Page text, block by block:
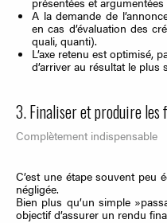
A la demande de
en cas d’évaluation des
quali, quanti).
L’axe retenu est optimisé,
d’arriver au résultat le plus
3. Finaliser et produire les
Complètement indispensable
C’est une étape souvent peu
négligée.
Bien plus qu’un simple
objectif d’assurer un rendu